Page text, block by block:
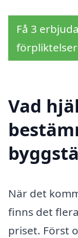
Få 3
förpliktelser
Vad
När det
finns det
priset. Först